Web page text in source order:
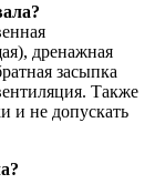
дренажная
засыпка
Также
и не допускать